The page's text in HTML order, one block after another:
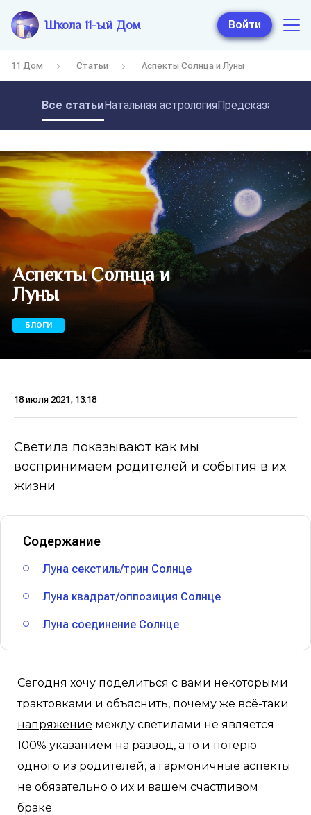
Школа 11-ый Дом Войти
11 Дом Статьи Аспекты Солнца и Луны
Все статьиНатальная астрология
Аспекты Солнца и
Луны
БЛОГИ
18 июля 2021, 13:18
Светила показывают как мы
воспринимаем родителей и события в их
жизни
Содержание
Луна секстиль/трин Солнце
Луна квадрат/оппозиция Солнце
Луна соединение Солнце
Сегодня хочу поделиться с вами некоторыми
трактовками и объяснить, почему же всё-таки
напряжение между светилами не является
100% указанием на развод, а то и потерю
одного из родителей, а гармоничные аспекты
не обязательно о их и вашем счастливом
браке.